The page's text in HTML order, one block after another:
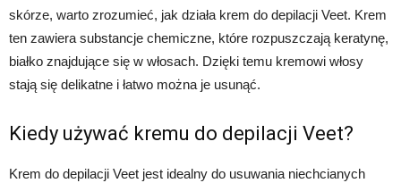
skórze, warto zrozumieć, jak działa krem do depilacji Veet. Krem
ten zawiera substancje chemiczne, które rozpuszczają keratynę,
białko znajdujące się w włosach. Dzięki temu kremowi włosy
stają się delikatne i łatwo można je usunąć.
Kiedy używać kremu do depilacji Veet?
Krem do depilacji Veet jest idealny do usuwania niechcianych